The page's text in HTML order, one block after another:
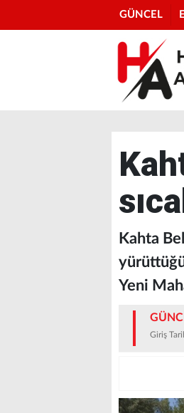
GÜNCEL
Kahta
yürüttüğü
Yeni
Giriş